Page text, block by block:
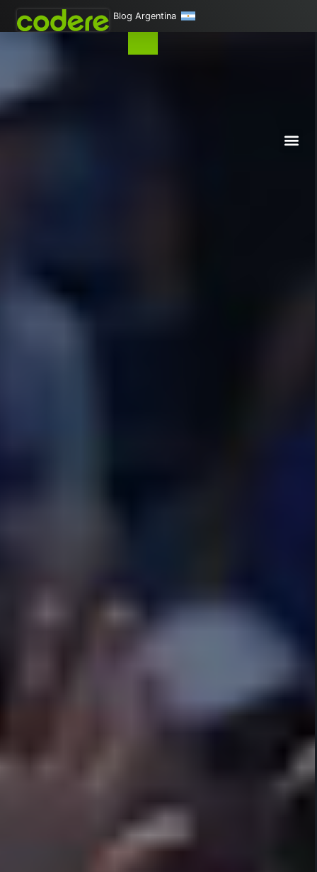
Blog Argentina